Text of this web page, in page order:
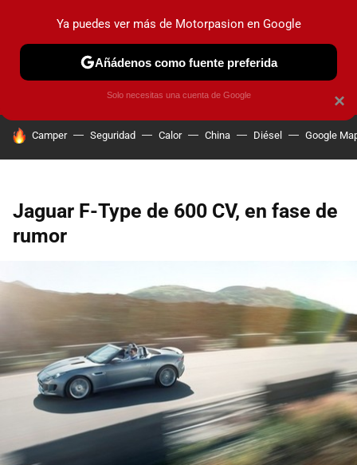
PRUEBAS COCHES ELÉCTRICOS OBSERVATORIO
HOY SE HABLA DE
Camper Seguridad Calor China Diésel Google
Jaguar F-Type de 600 CV, en fase de
rumor
×
Ya puedes ver más de Motorpasion en Google
Añádenos como fuente preferida
Solo necesitas una cuenta de Google